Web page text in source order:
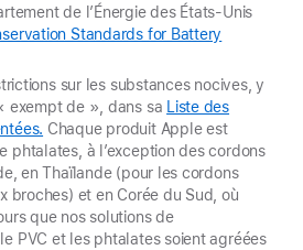
de l’Énergie des États‑Unis
Standards for Battery
sur les substances nocives, y
exempt de », dans sa Liste des
Chaque produit Apple est
phtalates, à l’exception des cordons
en Thaïlande (pour les cordons
broches) et en Corée du Sud, où
que nos solutions de
PVC et les phtalates soient agréées